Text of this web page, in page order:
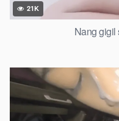
21K
Nang gigil